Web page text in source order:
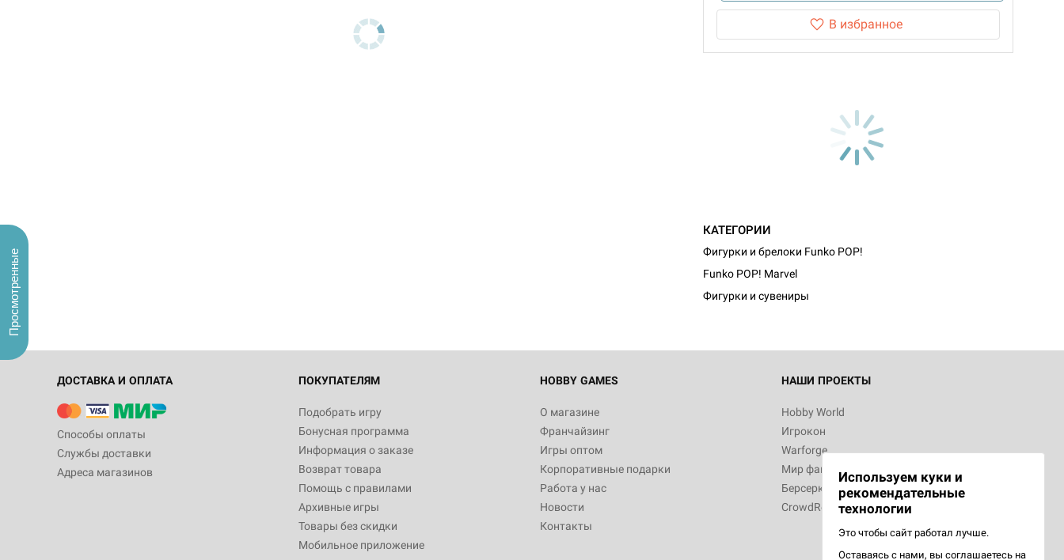
В избранное
КАТЕГОРИИ
Фигурки и брелоки Funko POP!
Funko POP! Marvel
Фигурки и сувениры
ДОСТАВКА И ОПЛАТА
Способы оплаты
Службы доставки
Адреса магазинов
ПОКУПАТЕЛЯМ
Подобрать игру
Бонусная программа
Информация о заказе
Возврат товара
Помощь с правилами
Архивные игры
Товары без скидки
Мобильное приложение
HOBBY GAMES
О магазине
Франчайзинг
Игры оптом
Корпоративные подарки
Работа у нас
Новости
Контакты
НАШИ ПРОЕКТЫ
Hobby World
Игрокон
Warforge
Мир фантастики
Берсерк
CrowdRepublic
Используем куки и
рекомендательные
технологии
Это чтобы сайт работал лучше.
Оставаясь с нами, вы соглашаетесь на
Просмотренные
Настольная игра Hobby World Монстры
Белая смерть
12 990
Настольная игра Hobby World Берсерк.
3 490